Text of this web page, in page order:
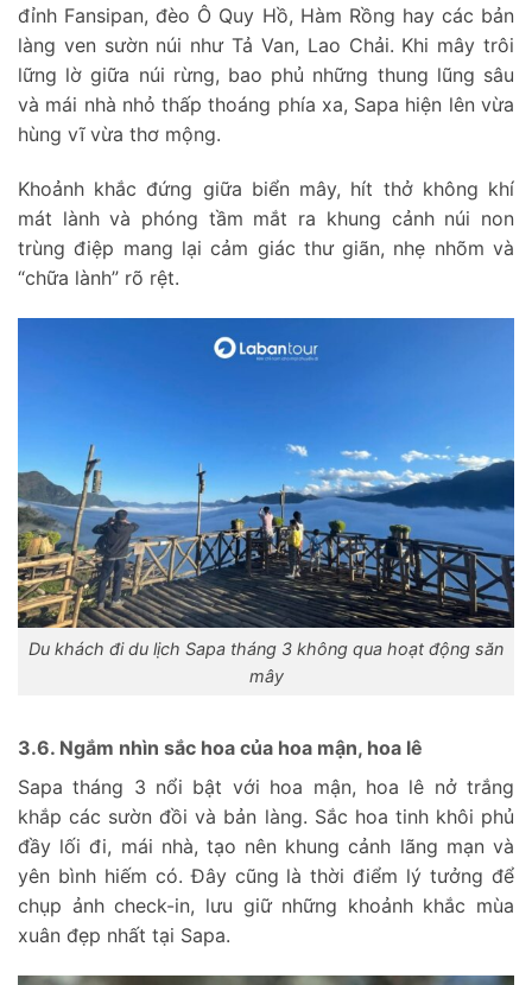
đỉnh Fansipan, đèo Ô Quy Hồ, Hàm Rồng hay các bản
làng ven sườn núi như Tả Van, Lao Chải. Khi mây trôi
lững lờ giữa núi rừng, bao phủ những thung lũng sâu
và mái nhà nhỏ thấp thoáng phía xa, Sapa hiện lên vừa
hùng vĩ vừa thơ mộng.
Khoảnh khắc đứng giữa biển mây, hít thở không khí
mát lành và phóng tầm mắt ra khung cảnh núi non
trùng điệp mang lại cảm giác thư giãn, nhẹ nhõm và
“chữa lành” rõ rệt.
Du khách đi du lịch Sapa tháng 3 không qua hoạt động săn
mây
3.6. Ngắm nhìn sắc hoa của hoa mận, hoa lê
Sapa tháng 3 nổi bật với hoa mận, hoa lê nở trắng
khắp các sườn đồi và bản làng. Sắc hoa tinh khôi phủ
đầy lối đi, mái nhà, tạo nên khung cảnh lãng mạn và
yên bình hiếm có. Đây cũng là thời điểm lý tưởng để
chụp ảnh check-in, lưu giữ những khoảnh khắc mùa
xuân đẹp nhất tại Sapa.